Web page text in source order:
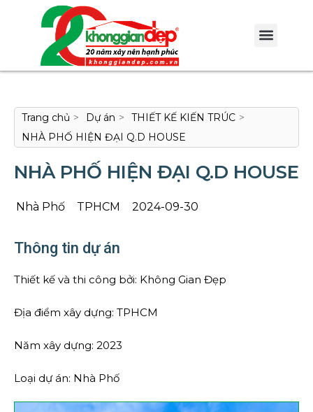
Trang chủ > Dự án > THIẾT KẾ KIẾN TRÚC >
NHÀ PHỐ HIỆN ĐẠI Q.D HOUSE
NHÀ PHỐ HIỆN ĐẠI Q.D HOUSE
Nhà Phố TPHCM 2024-09-30
Thông tin dự án
Thiết kế và thi công bởi: Không Gian Đẹp
Địa điểm xây dựng: TPHCM
Năm xây dựng: 2023
Loại dự án: Nhà Phố